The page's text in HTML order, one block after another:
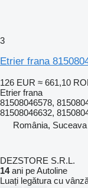
3
Etrier frana
126 EUR ≈ 661,10
Etrier frana
81508046578,
81508046632,
România, Suceava
DEZSTORE S.R.L.
14ani pe Autoline
Luați legătura cu